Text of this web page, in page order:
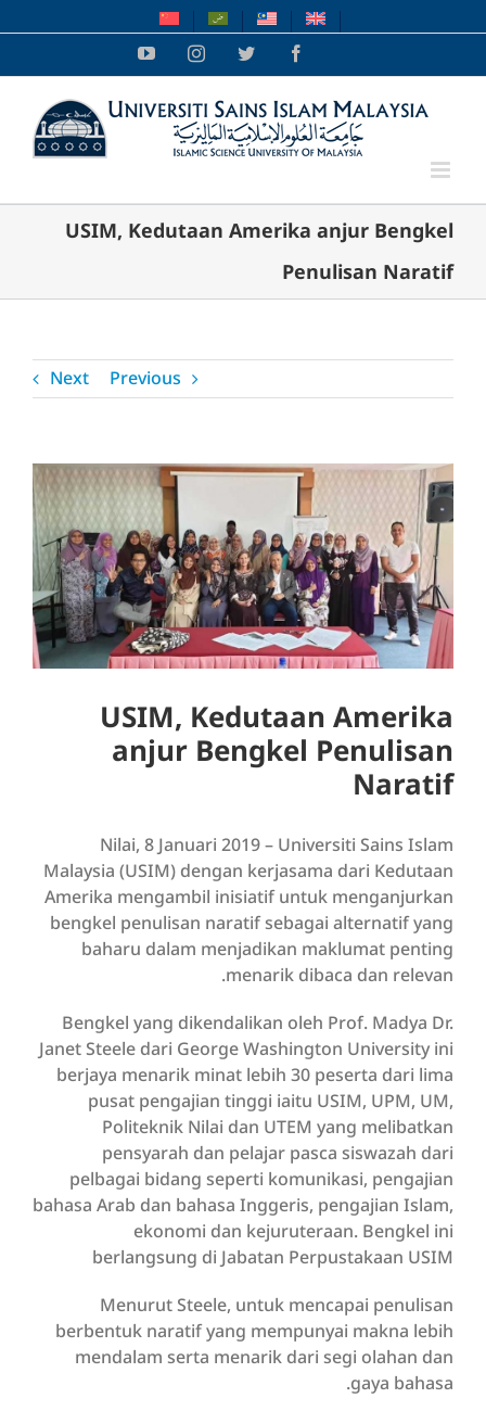
to
Facebook
Twitter
Instagram
YouTube
USIM, Kedutaan Amerika anjur Bengkel
Penulisan Naratif
Previous
Next
View
Larger
Image
USIM, Kedutaan Amerika
anjur Bengkel Penulisan
Naratif
Nilai, 8 Januari 2019 – Universiti Sains Islam
Malaysia (USIM) dengan kerjasama dari Kedutaan
Amerika mengambil inisiatif untuk menganjurkan
bengkel penulisan naratif sebagai alternatif yang
baharu dalam menjadikan maklumat penting
menarik dibaca dan relevan.
Bengkel yang dikendalikan oleh Prof. Madya Dr.
Janet Steele dari George Washington University ini
berjaya menarik minat lebih 30 peserta dari lima
pusat pengajian tinggi iaitu USIM, UPM, UM,
Politeknik Nilai dan UTEM yang melibatkan
pensyarah dan pelajar pasca siswazah dari
pelbagai bidang seperti komunikasi, pengajian
bahasa Arab dan bahasa Inggeris, pengajian Islam,
ekonomi dan kejuruteraan. Bengkel ini
berlangsung di Jabatan Perpustakaan USIM
Menurut Steele, untuk mencapai penulisan
berbentuk naratif yang mempunyai makna lebih
mendalam serta menarik dari segi olahan dan
gaya bahasa.